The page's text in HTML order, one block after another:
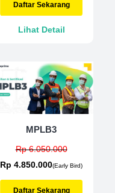
Daftar Sekarang
Lihat Detail
MPLB3
Rp 6.050.000
Rp 4.850.000(Early Bird)
Daftar Sekarang